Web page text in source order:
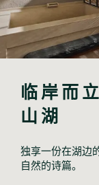
临岸而
山湖
独享一份在湖边
自然的诗篇。